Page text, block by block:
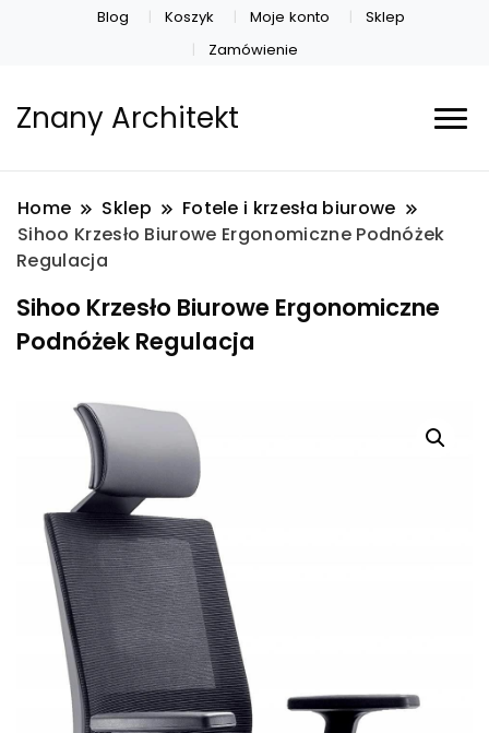
Blog Koszyk Moje konto
Sklep
Zamówienie
Znany Architekt
Home Sklep
Fotele i krzesła biurowe
Sihoo Krzesło Biurowe Ergonomiczne Podnóżek
Regulacja
Sihoo Krzesło Biurowe Ergonomiczne
Podnóżek Regulacja